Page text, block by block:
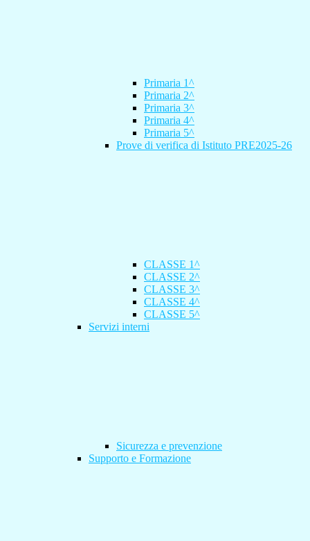
Primaria 1^
Primaria 2^
Primaria 3^
Primaria 4^
Primaria 5^
Prove di verifica di Istituto PRE2025-26
CLASSE 1^
CLASSE 2^
CLASSE 3^
CLASSE 4^
CLASSE 5^
Servizi interni
Sicurezza e prevenzione
Supporto e Formazione